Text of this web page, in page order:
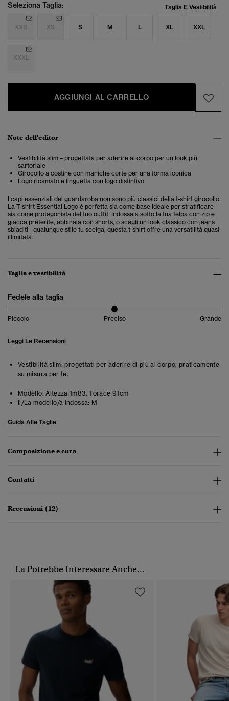
Seleziona Taglia: Taglia E Vestibilità
XXS XS S M L XL XXL
XXXL
AGGIUNGI AL CARRELLO
Note dell'editor
Vestibilità slim – progettata per aderire al corpo per un look più
sartoriale
Girocollo a costine con maniche corte per una forma iconica
Logo ricamato e linguetta con logo distintivo
I capi essenziali del guardaroba non sono più classici della t-shirt girocollo.
La T-shirt Essential Logo è perfetta sia come base ideale per stratificare
sia come protagonista del tuo outfit. Indossala sotto la tua felpa con zip e
giacca preferite, abbinala con shorts, o scegli un look classico con jeans
sbiaditi - qualunque stile tu scelga, questa t-shirt offre una versatilità quasi
illimitata.
Taglia e vestibilità
Fedele alla taglia
Piccolo Preciso Grande
Leggi Le Recensioni
Vestibilità slim: progettati per aderire di più al corpo, praticamente
su misura per te.
Modello: Altezza 1m83. Torace 91cm
Il/La modello/a indossa: M
Guida Alle Taglie
Composizione e cura
Contatti
Recensioni (12)
La Potrebbe Interessare Anche...